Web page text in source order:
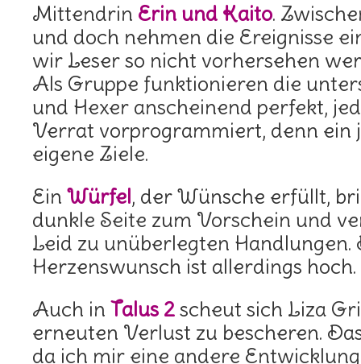
Mittendrin Erin und Kaito.
und doch nehmen die Ereignisse
wir Leser so nicht vorhersehen
Als Gruppe funktionieren die
und Hexer anscheinend perfekt,
Verrat vorprogrammiert, denn ein
eigene Ziele.
Ein Würfel, der Wünsche erfüllt,
dunkle Seite zum Vorschein und
Leid zu unüberlegten
Herzenswunsch ist allerdings hoch.
Auch in Talus 2scheut sich Liza
erneuten Verlust zu bescheren.
da ich mir eine andere